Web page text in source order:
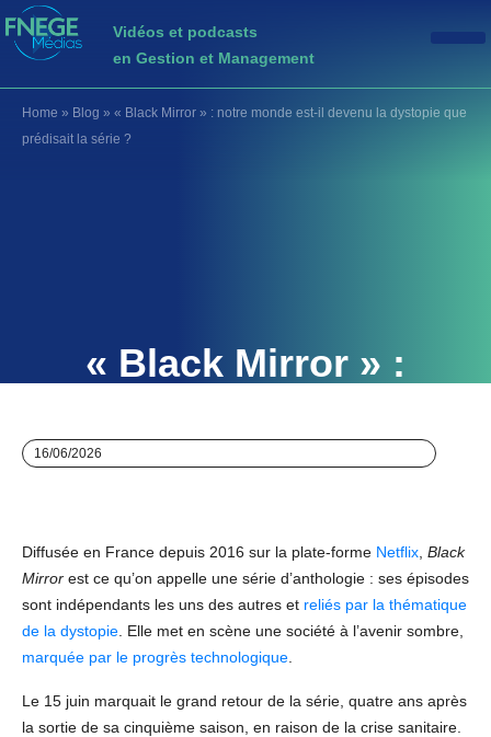
Vidéos et podcasts
en Gestion et Management
Home » Blog » « Black Mirror » : notre monde est‑il devenu la dystopie que
prédisait la série ?
« Black Mirror » :
devenu la dystopie
série ?
16/06/2026
Diffusée en France depuis 2016 sur la plate-forme Netflix Black
Mirror est ce qu’on appelle une série d’anthologie : ses épisodes
sont indépendants les uns des autres et reliés par la thématique
de la dystopie . Elle met en scène une société à l’avenir sombre,
marquée par le progrès technologique
Le 15 juin marquait le grand retour de la série, quatre ans après
la sortie de sa cinquième saison, en raison de la crise sanitaire.